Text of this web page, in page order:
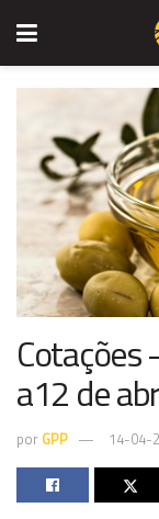
Cotações
a12 de
por GPP 14-04-